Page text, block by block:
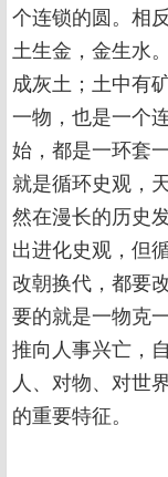
个连锁的圆。相
土生金，金生水
成灰土；土中有
一物，也是一个
始，都是一环套
就是循环史观，
然在漫长的历史
出进化史观，但
改朝换代，都要
要的就是一物克
推向人事兴亡，
人、对物、对世
的重要特征。